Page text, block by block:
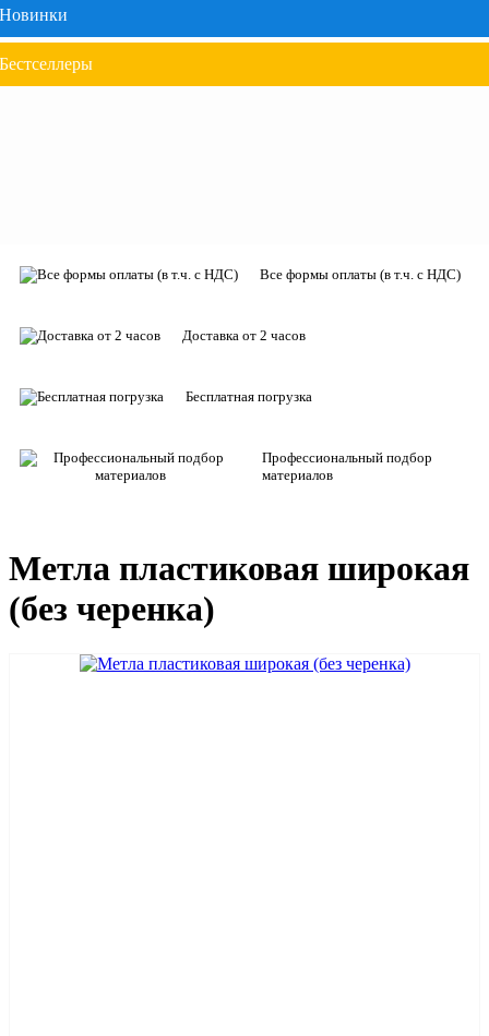
Новинки
Бестселлеры
Все формы оплаты (в т.ч. с НДС)
Доставка от 2 часов
Бесплатная погрузка
Профессиональный подбор
материалов
Метла пластиковая широкая
(без черенка)